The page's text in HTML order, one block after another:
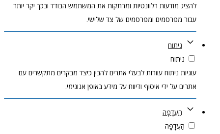
להציג מודעות רלוונטיות ומרתקות את המשתמש הבודד ובכך יקר יותר
עבור מפרסמים ומפרסמים של צד שלישי.
ניתוח
ניתוח
עוגיות ניתוח עוזרות לבעלי אתרים להבין כיצד מבקרים מתקשרים עם
אתרים על ידי איסוף ודיווח על מידע באופן אנונימי.
הַעֲדָפָה
הַעֲדָפָה